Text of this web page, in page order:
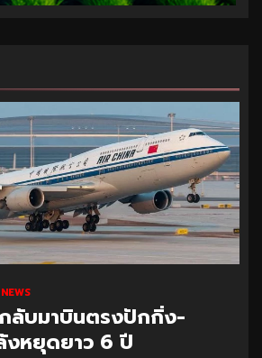
กลับมาบินตรงปักกิ่ง-
งหยุดยาว 6 ปี